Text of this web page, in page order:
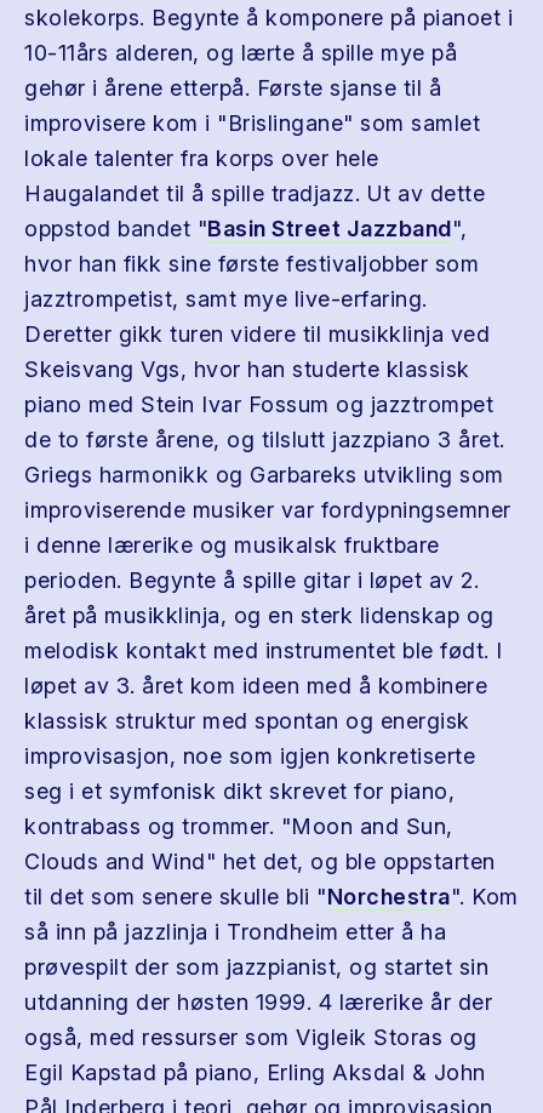
skolekorps. Begynte å komponere på pianoet i
10-11års alderen, og lærte å spille mye på
gehør i årene etterpå. Første sjanse til å
improvisere kom i "Brislingane" som samlet
lokale talenter fra korps over hele
Haugalandet til å spille tradjazz. Ut av dette
oppstod bandet "Basin Street Jazzband",
hvor han fikk sine første festivaljobber som
jazztrompetist, samt mye live-erfaring.
Deretter gikk turen videre til musikklinja ved
Skeisvang Vgs, hvor han studerte klassisk
piano med Stein Ivar Fossum og jazztrompet
de to første årene, og tilslutt jazzpiano 3 året.
Griegs harmonikk og Garbareks utvikling som
improviserende musiker var fordypningsemner
i denne lærerike og musikalsk fruktbare
perioden. Begynte å spille gitar i løpet av 2.
året på musikklinja, og en sterk lidenskap og
melodisk kontakt med instrumentet ble født. I
løpet av 3. året kom ideen med å kombinere
klassisk struktur med spontan og energisk
improvisasjon, noe som igjen konkretiserte
seg i et symfonisk dikt skrevet for piano,
kontrabass og trommer. "Moon and Sun,
Clouds and Wind" het det, og ble oppstarten
til det som senere skulle bli "Norchestra". Kom
så inn på jazzlinja i Trondheim etter å ha
prøvespilt der som jazzpianist, og startet sin
utdanning der høsten 1999. 4 lærerike år der
også, med ressurser som Vigleik Storas og
Egil Kapstad på piano, Erling Aksdal & John
Pål Inderberg i teori, gehør og improvisasjon